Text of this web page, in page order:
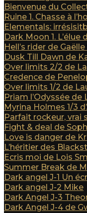
Bienvenue du
Ruine 1. Chasse à
Elementals:
Dark Moon 1. L’élue
Hell’s rider de
Dusk Till Dawn de
Over limits 2/2 de
Credence de
Over limits 1/2 de
Priam l’Odyssée de
Myrina Holmes 1/3
Parfait rockeur, vrai
Fight & deal de
Love is danger de
L’héritier des
Ecris moi de Lois
Summer Break de
Dark angel J-1 Un
Dark angel J-2 Mike
Dark Angel J-3
Dark Angel J-4 de